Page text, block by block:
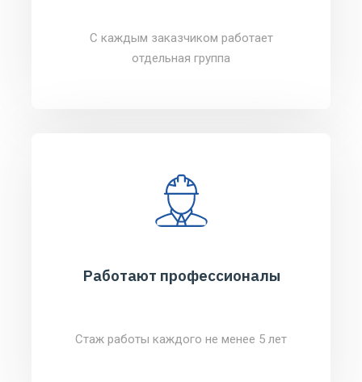
С каждым заказчиком работает
отдельная группа
Работают профессионалы
Стаж работы каждого не менее 5 лет